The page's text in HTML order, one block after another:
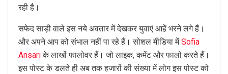
रही है।
सफेद साड़ी वाले इस नये अवतार में देखकर युवाएं आहें भरने लगे हैं।
और अपने आप को संभाल नहीं पा रहे हैं। सोशल मीडिया मेंSofia
Ansariके लाखों फालोवर हैं। जो लाइक, कमेंट और फालो करते हैं।
इस पोस्ट के डलते ही अब तक हजारों की संख्या में लोग इस पोस्ट को